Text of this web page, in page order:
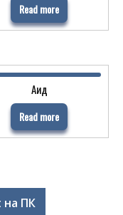
Read more
Аид
Read more
на ПК